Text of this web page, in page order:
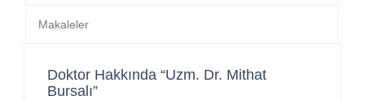
Makaleler
Doktor Hakkında “Uzm. Dr. Mithat
Bursalı”